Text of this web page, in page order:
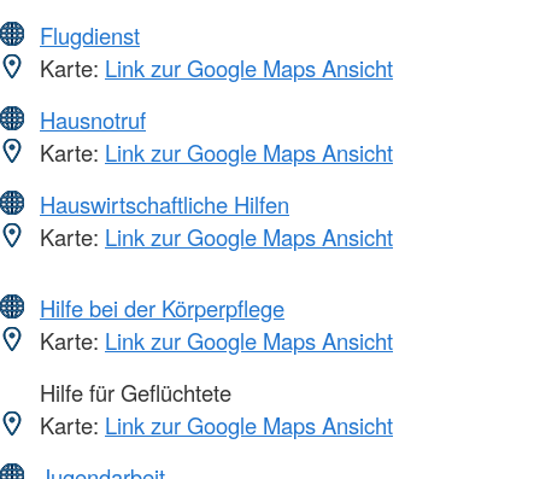
Flugdienst
Karte: Link zur Google Maps Ansicht
Hausnotruf
Karte: Link zur Google Maps Ansicht
Hauswirtschaftliche Hilfen
Karte: Link zur Google Maps Ansicht
Hilfe bei der Körperpflege
Karte: Link zur Google Maps Ansicht
Hilfe für Geflüchtete
Karte: Link zur Google Maps Ansicht